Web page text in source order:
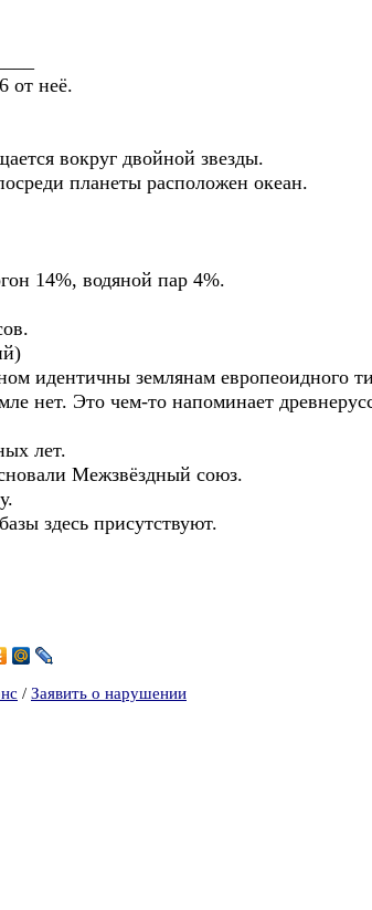
от неё.
вокруг двойной звезды.
планеты расположен океан.
14%, водяной пар 4%.
идентичны землянам европеоидного
нет. Это чем-то напоминает
лет.
Межзвёздный союз.
здесь присутствуют.
/ Заявить о нарушении